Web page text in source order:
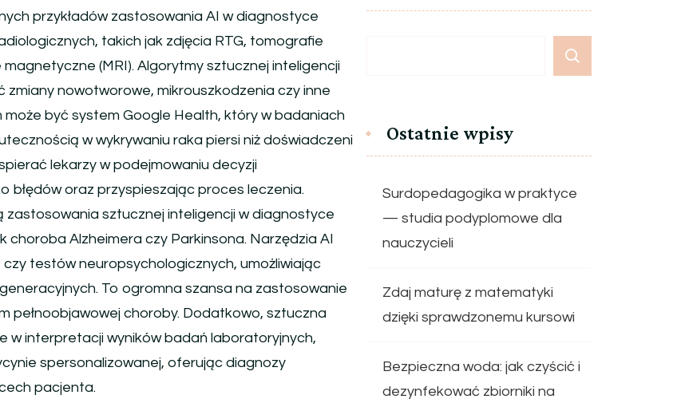
przykładów zastosowania AI w diagnostyce
takich jak zdjęcia RTG, tomografie
(MRI). Algorytmy sztucznej inteligencji
nowotworowe, mikrouszkodzenia czy inne
może być system Google Health, który w badaniach
w wykrywaniu raka piersi niż doświadczeni
lekarzy w podejmowaniu decyzji
błędów oraz przyspieszając proces leczenia.
zastosowania sztucznej inteligencji w diagnostyce
choroba Alzheimera czy Parkinsona. Narzędzia AI
czy testów neuropsychologicznych, umożliwiając
To ogromna szansa na zastosowanie
pełnoobjawowej choroby. Dodatkowo, sztuczna
w interpretacji wyników badań laboratoryjnych,
spersonalizowanej, oferując diagnozy
pacjenta.
Ostatnie wpisy
Surdopedagogika w praktyce
— studia podyplomowe dla
nauczycieli
Zdaj maturę z matematyki
dzięki sprawdzonemu kursowi
Bezpieczna woda: jak czyścić i
dezynfekować zbiorniki na